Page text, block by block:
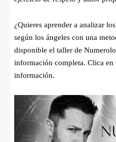
¿Quieres aprender a analizar
según los ángeles con una
disponible el taller de
información completa. Clica en
información.